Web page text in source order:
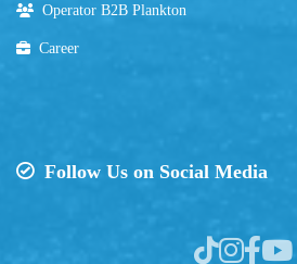
Operator B2B Plankton
Career
Follow Us on Social Media